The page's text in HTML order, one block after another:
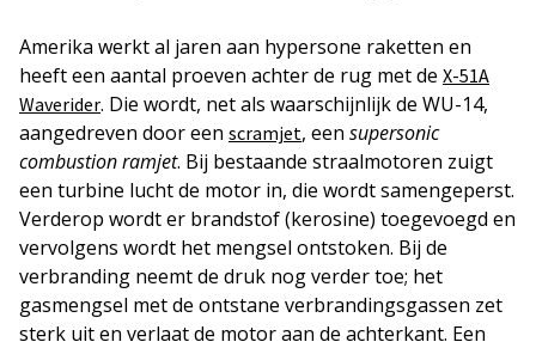
Amerika werkt al jaren aan hypersone raketten en
heeft een aantal proeven achter de rug met de X-51A
Waverider. Die wordt, net als waarschijnlijk de WU-14,
aangedreven door een scramjet, een supersonic
combustion ramjet. Bij bestaande straalmotoren zuigt
een turbine lucht de motor in, die wordt samengeperst.
Verderop wordt er brandstof (kerosine) toegevoegd en
vervolgens wordt het mengsel ontstoken. Bij de
verbranding neemt de druk nog verder toe; het
gasmengsel met de ontstane verbrandingsgassen zet
sterk uit en verlaat de motor aan de achterkant. Een